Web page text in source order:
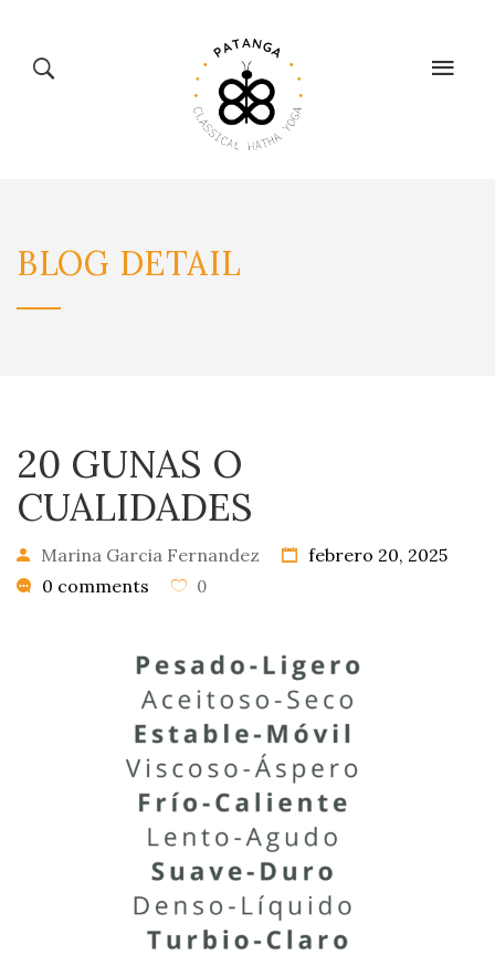
HATHA YOGA
BLOG DETAIL
20 GUNAS O
CUALIDADES
Marina Garcia Fernandez
febrero 20, 2025
0 comments
0